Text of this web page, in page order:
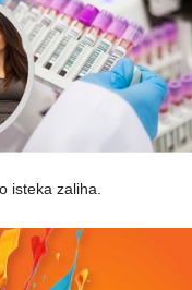
isteka zaliha.